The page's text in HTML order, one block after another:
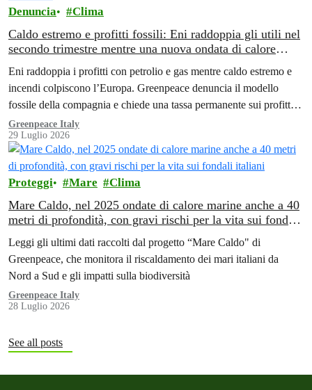
Denuncia Clima
Caldo estremo e profitti fossili: Eni raddoppia gli utili nel
secondo trimestre mentre una nuova ondata di calore
della crisi climatica»
Eni raddoppia i profitti con petrolio e gas mentre caldo estremo e
incendi colpiscono l’Europa. Greenpeace denuncia il modello
fossile della compagnia e chiede una tassa permanente sui profitti
delle aziende fossili
Greenpeace Italy
29 Luglio 2026
Proteggi Mare Clima
Mare Caldo, nel 2025 ondate di calore marine anche a 40
metri di profondità, con gravi rischi per la vita sui fondali
Leggi gli ultimi dati raccolti dal progetto “Mare Caldo" di
Greenpeace, che monitora il riscaldamento dei mari italiani da
Nord a Sud e gli impatti sulla biodiversità
Greenpeace Italy
28 Luglio 2026
See all posts